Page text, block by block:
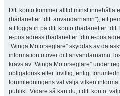
Ditt konto kommer alltid minst innehålla
(hädanefter “ditt användarnamn”), ett
att logga in på ditt konto (hädanefter
e-postadress (hädanefter “din e-
“Winga Motorseglare” skyddas av
information utöver ditt användarnamn,
krävs av “Winga Motorseglare” under
obligatorisk eller frivillig, enligt
forumledningens val välja vilken
publikt. Vidare så kan du, i ditt konto,